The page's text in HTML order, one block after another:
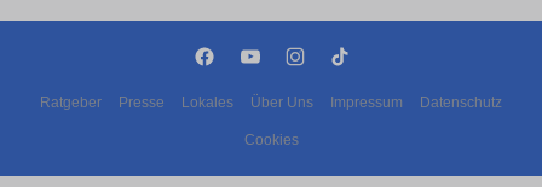
Ratgeber Presse Lokales Über Uns Impressum Datenschutz
Cookies